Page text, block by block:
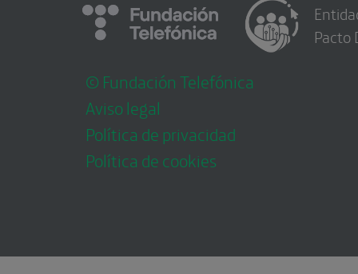
© Fundación Telefónica
Aviso legal
Política de privacidad
Política de cookies
Pacto